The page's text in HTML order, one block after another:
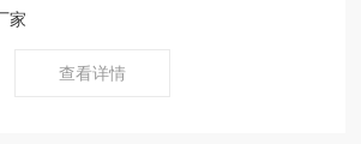
的可移动性。
家
查看详情